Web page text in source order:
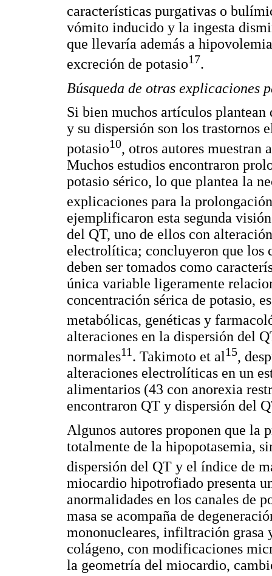
características purgativas o
vómito inducido y la ingesta
que llevaría además a
excreción de potasio17.
Búsqueda de otras explicaciones
Si bien muchos artículos
y su dispersión son los trastornos
potasio10, otros autores muestran
Muchos estudios encontraron
potasio sérico, lo que plantea la
explicaciones para la
ejemplificaron esta segunda
del QT, uno de ellos con
electrolítica; concluyeron que los
deben ser tomados como
única variable ligeramente
concentración sérica de potasio,
metabólicas, genéticas y
alteraciones en la dispersión del
normales11. Takimoto et al 15,
alteraciones electrolíticas en un
alimentarios (43 con anorexia
encontraron QT y dispersión del
Algunos autores proponen que la
totalmente de la hipopotasemia,
dispersión del QT y el índice de
miocardio hipotrofiado presenta
anormalidades en los canales de
masa se acompaña de
mononucleares, infiltración
colágeno, con modificaciones
la geometría del miocardio,